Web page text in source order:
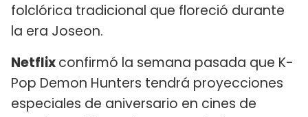
folclórica tradicional que floreció durante
la era Joseon.
Netflixconfirmó la semana pasada que K-
Pop Demon Hunters tendrá proyecciones
especiales de aniversario en cines de